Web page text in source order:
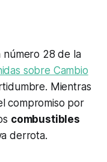
número 28 de la
sobre Cambio
Mientras
compromiso por
combustibles
derrota.